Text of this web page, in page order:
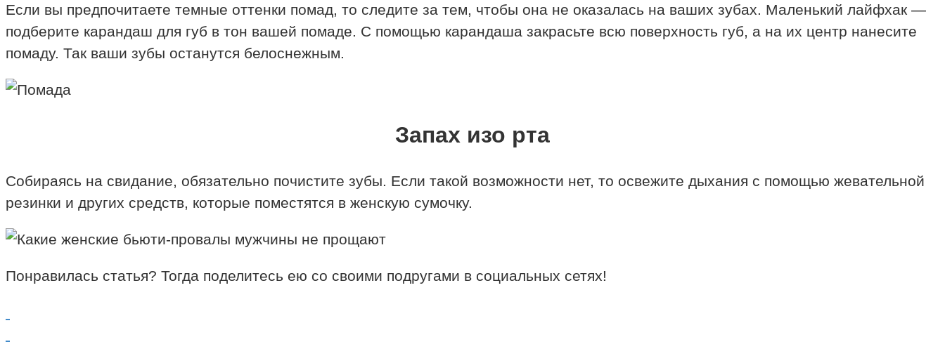
Если вы предпочитаете темные оттенки помад, то следите за тем, чтобы она не оказалась на ваших зубах. Маленький лайфхак —
подберите карандаш для губ в тон вашей помаде. С помощью карандаша закрасьте всю поверхность губ, а на их центр нанесите
помаду. Так ваши зубы останутся белоснежным.
Запах изо рта
Собираясь на свидание, обязательно почистите зубы. Если такой возможности нет, то освежите дыхания с помощью жевательной
резинки и других средств, которые поместятся в женскую сумочку.
Понравилась статья? Тогда поделитесь ею со своими подругами в социальных сетях!